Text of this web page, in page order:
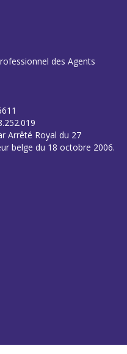
des Agents
Arrêté Royal du 27
belge du 18 octobre 2006.